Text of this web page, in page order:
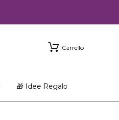
Carrello
🎁 Idee Regalo